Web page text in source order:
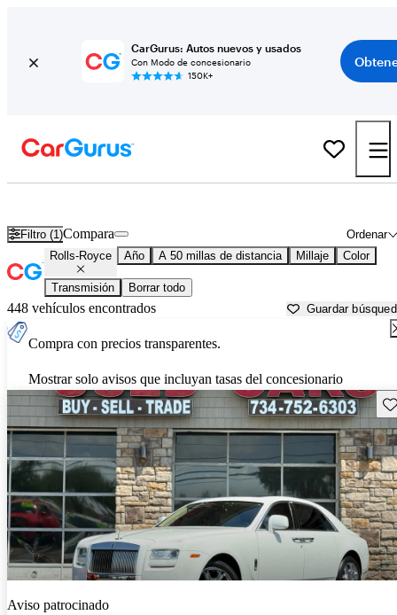
CarGurus: Autos nuevos y usados
Con Modo de concesionario
150K+
Filtro (1) Ordenar
Compara
Rolls-Royce Año A 50 millas de distancia Millaje Color
Transmisión Borrar todo
448 vehículos encontrados Guardar
Compra con precios transparentes.
Mostrar solo avisos que incluyan tasas del concesionario
Aviso patrocinado